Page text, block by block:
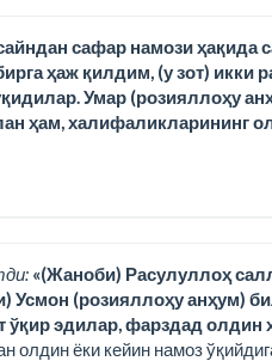
сафар намози ҳақида
ҳаж қилдим, (у зот) икки
Умар (розияллоҳу
ҳам, халифаликларининг
«(Жаноби) Расулуллоҳ
Усмон (розияллоҳу анҳум)
эдилар, фарздад олдин
олдин ёки кейин намоз